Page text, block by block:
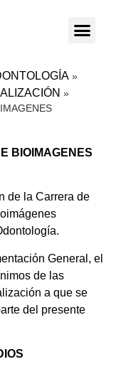
»
»
BIOIMAGENES
de la Carrera de
General, el
de las
a que se
del presente